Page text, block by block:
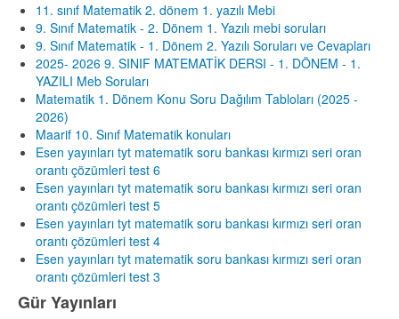
11. sınıf Matematik 2. dönem 1. yazılı Mebi
9. Sınıf Matematik - 2. Dönem 1. Yazılı mebi soruları
9. Sınıf Matematik - 1. Dönem 2. Yazılı Soruları ve Cevapları
2025- 2026 9. SINIF MATEMATİK DERSI - 1. DÖNEM - 1.
YAZILI Meb Soruları
Matematik 1. Dönem Konu Soru Dağılım Tabloları (2025 -
2026)
Maarif 10. Sınıf Matematik konuları
Esen yayınları tyt matematik soru bankası kırmızı seri oran
orantı çözümleri test 6
Esen yayınları tyt matematik soru bankası kırmızı seri oran
orantı çözümleri test 5
Esen yayınları tyt matematik soru bankası kırmızı seri oran
orantı çözümleri test 4
Esen yayınları tyt matematik soru bankası kırmızı seri oran
orantı çözümleri test 3
Gür Yayınları